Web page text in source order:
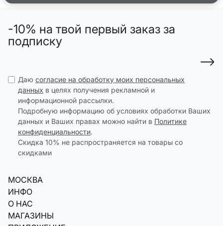
-10% на твой первый заказ за
подписку
Даю согласие на обработку моих персональных
данных в целях получения рекламной и
информационной рассылки.
Подробную информацию об условиях обработки Ваших
данных и Ваших правах можно найти в Политике
конфиденциальности.
Скидка 10% не распространяется на товары со
скидками
МОСКВА
ИНФО
О НАС
МАГАЗИНЫ